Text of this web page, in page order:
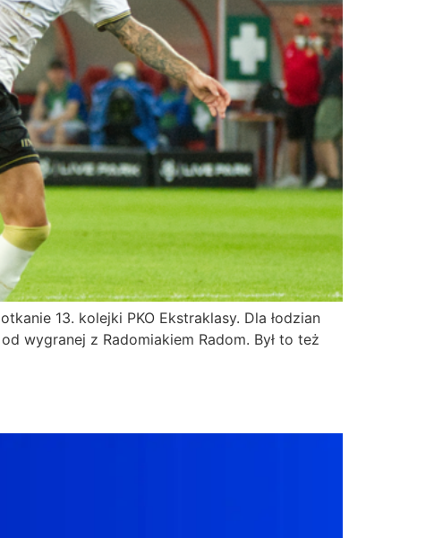
13. kolejki PKO Ekstraklasy. Dla łodzian
wygranej z Radomiakiem Radom. Był to też